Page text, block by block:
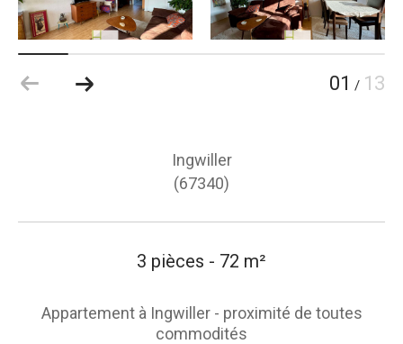
01 / 13
Ingwiller
(67340)
3 pièces - 72 m²
Appartement à Ingwiller - proximité de toutes
commodités